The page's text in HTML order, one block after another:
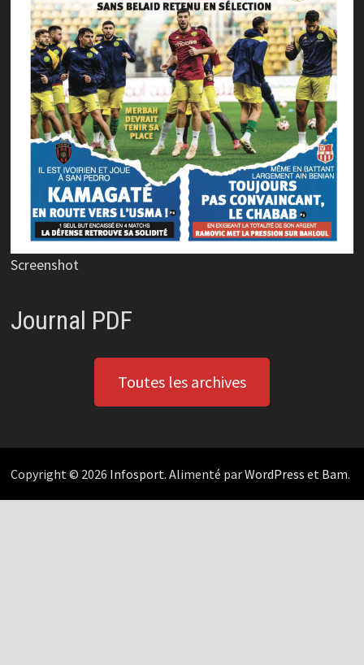
Screenshot
Journal PDF
Toutes les archives
Copyright © 2026 Infosport. Alimenté parWordPress et Bam.